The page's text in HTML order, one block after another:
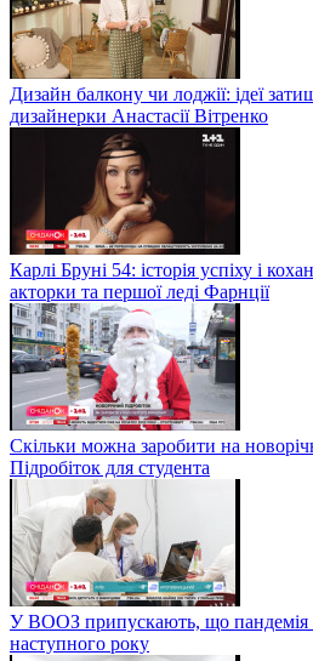
Дизайн балкону чи лоджії: ідеї
дизайнерки Анастасії Вітренко
Карлі Бруні 54: історія успіху і
акторки та першої леді Фарнції
Скільки можна заробити на
Підробіток для студента
У ВООЗ припускають, що пандемія
наступного року